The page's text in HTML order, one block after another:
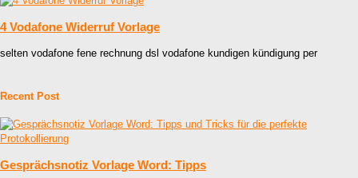
4 Vodafone Widerruf Vorlage
selten vodafone fene rechnung dsl vodafone kundigen kündigung per
Recent Post
Gesprächsnotiz Vorlage Word: Tipps